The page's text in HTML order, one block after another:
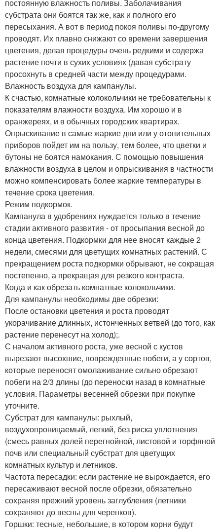
постоянную влажность поливы. Заболачивания
субстрата они боятся так же, как и полного его
пересыхания. А вот в период покоя поливы по-другому
проводят. Их плавно снижают со времени завершения
цветения, делая процедуры очень редкими и содержа
растение почти в сухих условиях (давая субстрату
просохнуть в средней части между процедурами.
Влажность воздуха для кампанулы.
К счастью, комнатные колокольчики не требовательны к
показателям влажности воздуха. Им хорошо и в
оранжереях, и в обычных городских квартирах.
Опрыскивание в самые жаркие дни или у отопительных
приборов пойдет им на пользу, тем более, что цветки и
бутоны не боятся намокания. С помощью повышения
влажности воздуха в целом и опрыскивания в частности
можно компенсировать более жаркие температуры в
течение срока цветения.
Режим подкормок.
Кампанула в удобрениях нуждается только в течение
стадии активного развития - от просыпания весной до
конца цветения. Подкормки для нее вносят каждые 2
недели, смесями для цветущих комнатных растений. С
прекращением роста подкормки обрывают, не сокращая
постепенно, а прекращая для резкого контраста.
Когда и как обрезать комнатные колокольчики.
Для кампанулы необходимы две обрезки:
После остановки цветения и роста проводят
укорачивание длинных, истонченных ветвей (до того, как
растение перенесут на холод);.
С началом активного роста, уже весной с кустов
вырезают высохшие, поврежденные побеги, а у сортов,
которые переносят омолаживание сильно обрезают
побеги на 2/3 длины (до переноски назад в комнатные
условия. Параметры весенней обрезки при покупке
уточните.
Субстрат для кампанулы: рыхлый,
воздухопроницаемый, легкий, без риска уплотнения
(смесь равных долей перегнойной, листовой и торфяной
почв или специальный субстрат для цветущих
комнатных культур и летников.
Частота пересадки: если растение не вырождается, его
пересаживают весной после обрезки, обязательно
сохраняя прежний уровень заглубления (летники
сохраняют до весны для черенков).
Горшки: тесные, небольшие, в котором корни будут